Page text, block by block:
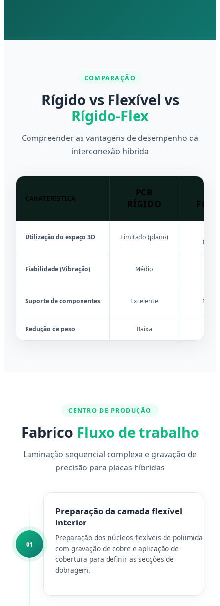
COMPARAÇÃO
Rígido vs Flexível vs
Rígido-Flex
Compreender as vantagens de desempenho da
interconexão híbrida
CARATERÍSTICA
PCB
RÍGIDO
Utilização do espaço 3D Limitado (plano)
Fiabilidade (Vibração) Médio
Suporte de componentes Excelente
Redução de peso Baixa
CENTRO DE PRODUÇÃO
Fabrico Fluxo de trabalho
Laminação sequencial complexa e gravação de
precisão para placas híbridas
01
Preparação da camada flexível
interior
Preparação dos núcleos flexíveis de poliimida
com gravação de cobre e aplicação de
cobertura para definir as secções de
dobragem.